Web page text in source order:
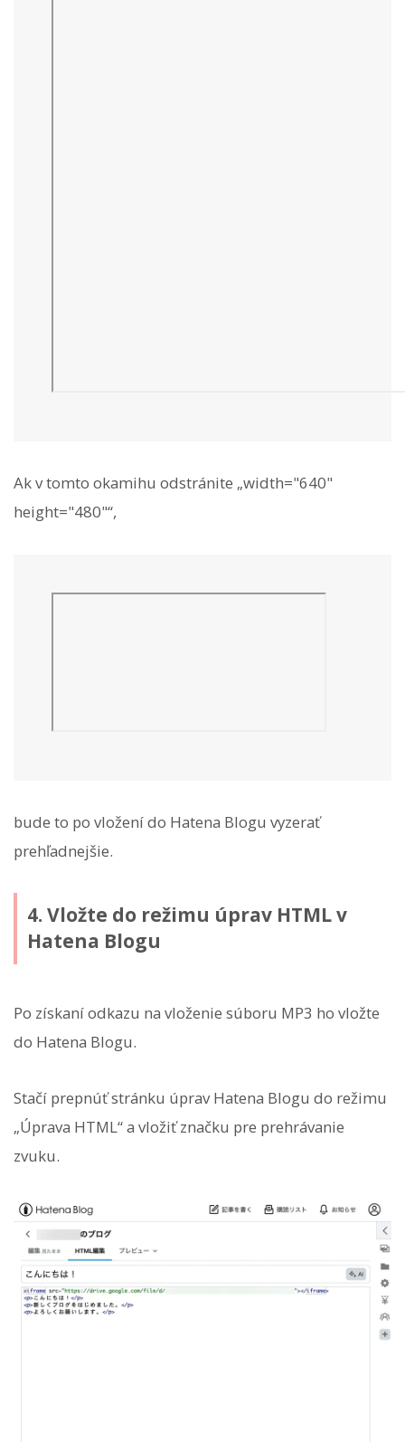
Ak v tomto okamihu odstránite „width="640"
height="480"“,
bude to po vložení do Hatena Blogu vyzerať
prehľadnejšie.
4. Vložte do režimu úprav HTML v
Hatena Blogu
Po získaní odkazu na vloženie súboru MP3 ho vložte
do Hatena Blogu.
Stačí prepnúť stránku úprav Hatena Blogu do režimu
„Úprava HTML“ a vložiť značku pre prehrávanie
zvuku.